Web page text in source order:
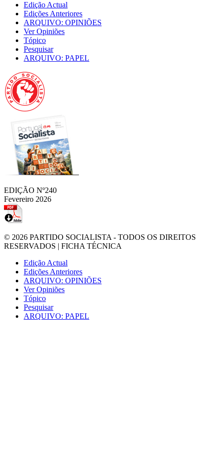
Edição Actual
Edições Anteriores
ARQUIVO: OPINIÕES
Ver Opiniões
Tópico
Pesquisar
ARQUIVO: PAPEL
EDIÇÃO Nº240
Fevereiro 2026
© 2026 PARTIDO SOCIALISTA - TODOS OS DIREITOS
RESERVADOS | FICHA TÉCNICA
Edição Actual
Edições Anteriores
ARQUIVO: OPINIÕES
Ver Opiniões
Tópico
Pesquisar
ARQUIVO: PAPEL